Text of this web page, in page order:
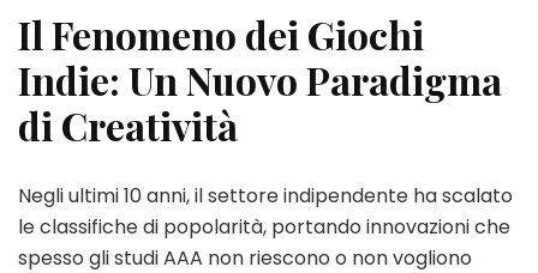
Il Fenomeno dei Giochi
Indie: Un Nuovo Paradigma
di Creatività
Negli ultimi 10 anni, il settore indipendente ha scalato
le classifiche di popolarità, portando innovazioni che
spesso gli studi AAA non riescono o non vogliono